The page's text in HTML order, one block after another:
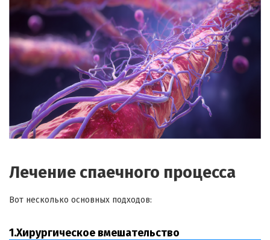
Лечение спаечного процесса
Вот несколько основных подходов:
1.Хирургическое вмешательство